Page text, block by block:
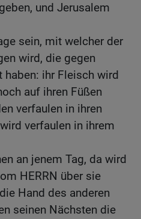
und Jerusalem
sein, mit welcher der
wird, die gegen
ihr Fleisch wird
auf ihren Füßen
verfaulen in ihren
verfaulen in ihrem
an jenem Tag, da wird
HERRN über sie
Hand des anderen
seinen Nächsten die